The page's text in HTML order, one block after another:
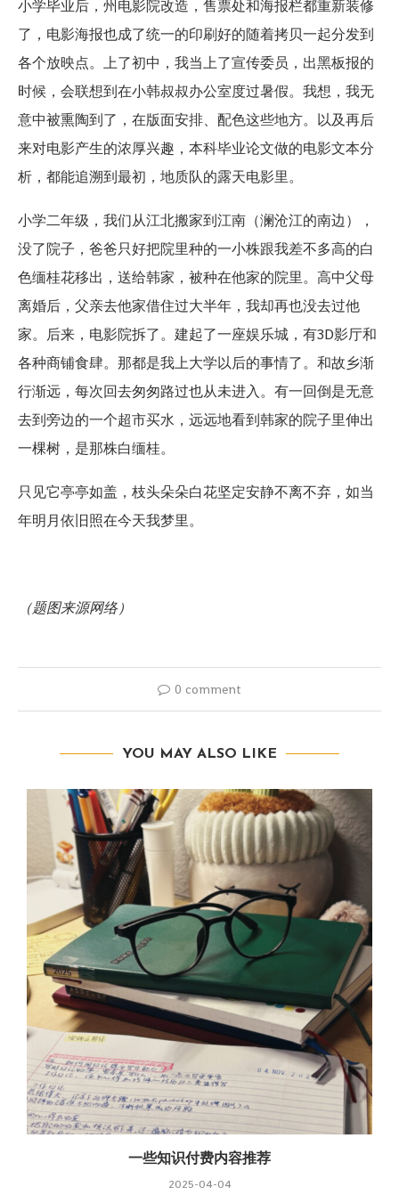
小学毕业后，州电影院改造，售票处和海报栏都重新装修
了，电影海报也成了统一的印刷好的随着拷贝一起分发到
各个放映点。上了初中，我当上了宣传委员，出黑板报的
时候，会联想到在小韩叔叔办公室度过暑假。我想，我无
意中被熏陶到了，在版面安排、配色这些地方。以及再后
来对电影产生的浓厚兴趣，本科毕业论文做的电影文本分
析，都能追溯到最初，地质队的露天电影里。
小学二年级，我们从江北搬家到江南（澜沧江的南边），
没了院子，爸爸只好把院里种的一小株跟我差不多高的白
色缅桂花移出，送给韩家，被种在他家的院里。高中父母
离婚后，父亲去他家借住过大半年，我却再也没去过他
家。后来，电影院拆了。建起了一座娱乐城，有3D影厅和
各种商铺食肆。那都是我上大学以后的事情了。和故乡渐
行渐远，每次回去匆匆路过也从未进入。有一回倒是无意
去到旁边的一个超市买水，远远地看到韩家的院子里伸出
一棵树，是那株白缅桂。
只见它亭亭如盖，枝头朵朵白花坚定安静不离不弃，如当
年明月依旧照在今天我梦里。
（题图来源网络）
0 comment
YOU MAY ALSO LIKE
一些知识付费内容推荐
2025-04-04